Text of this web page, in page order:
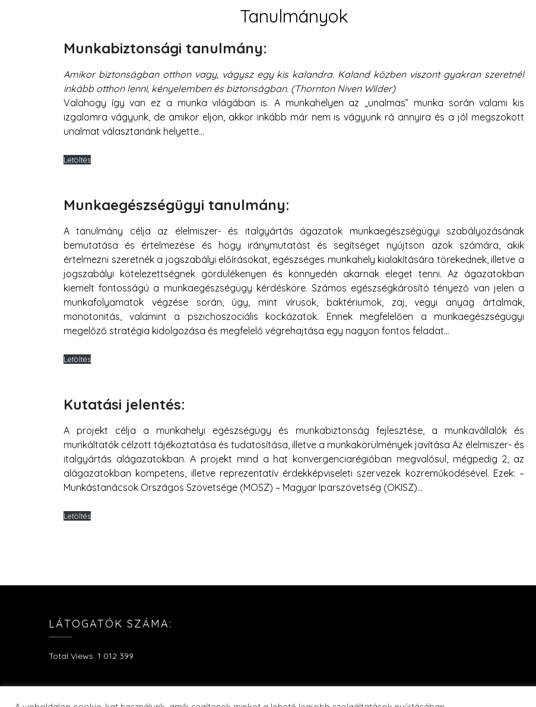
Tanulmányok
Munkabiztonsági tanulmány:
Amikor biztonságban otthon vagy, vágysz egy kis kalandra. Kaland közben viszont gyakran szeretnél
inkább otthon lenni, kényelemben és biztonságban. (Thornton Niven Wilder)
Valahogy így van ez a munka világában is. A munkahelyen az „unalmas” munka során valami kis
izgalomra vágyunk, de amikor eljön, akkor inkább már nem is vágyunk rá annyira és a jól megszokott
unalmat választanánk helyette…
Letöltés
Munkaegészségügyi tanulmány:
A tanulmány célja az élelmiszer- és italgyártás ágazatok munkaegészségügyi szabályozásának
bemutatása és értelmezése és hogy iránymutatást és segítséget nyújtson azok számára, akik
értelmezni szeretnék a jogszabályi előírásokat, egészséges munkahely kialakítására törekednek, illetve a
jogszabályi kötelezettségnek gördülékenyen és könnyedén akarnak eleget tenni. Az ágazatokban
kiemelt fontosságú a munkaegészségügy kérdésköre. Számos egészségkárosító tényező van jelen a
munkafolyamatok végzése során, úgy, mint vírusok, baktériumok, zaj, vegyi anyag ártalmak,
monotonitás, valamint a pszichoszociális kockázatok. Ennek megfelelően a munkaegészségügyi
megelőző stratégia kidolgozása és megfelelő végrehajtása egy nagyon fontos feladat…
Letöltés
Kutatási jelentés:
A projekt célja a munkahelyi egészségügy és munkabiztonság fejlesztése, a munkavállalók és
munkáltatók célzott tájékoztatása és tudatosítása, illetve a munkakörülmények javítása Az élelmiszer- és
italgyártás alágazatokban. A projekt mind a hat konvergenciarégióban megvalósul, mégpedig 2, az
alágazatokban kompetens, illetve reprezentatív érdekképviseleti szervezek közreműködésével. Ezek: –
Munkástanácsok Országos Szövetsége (MOSZ) – Magyar Iparszövetség (OKISZ)…
Letöltés
LÁTOGATÓK SZÁMA:
Total Views: 1 012 399